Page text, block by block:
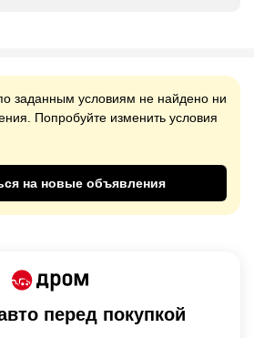
заданным условиям не найдено ни
Попробуйте изменить условия
на новые объявления
перед покупкой